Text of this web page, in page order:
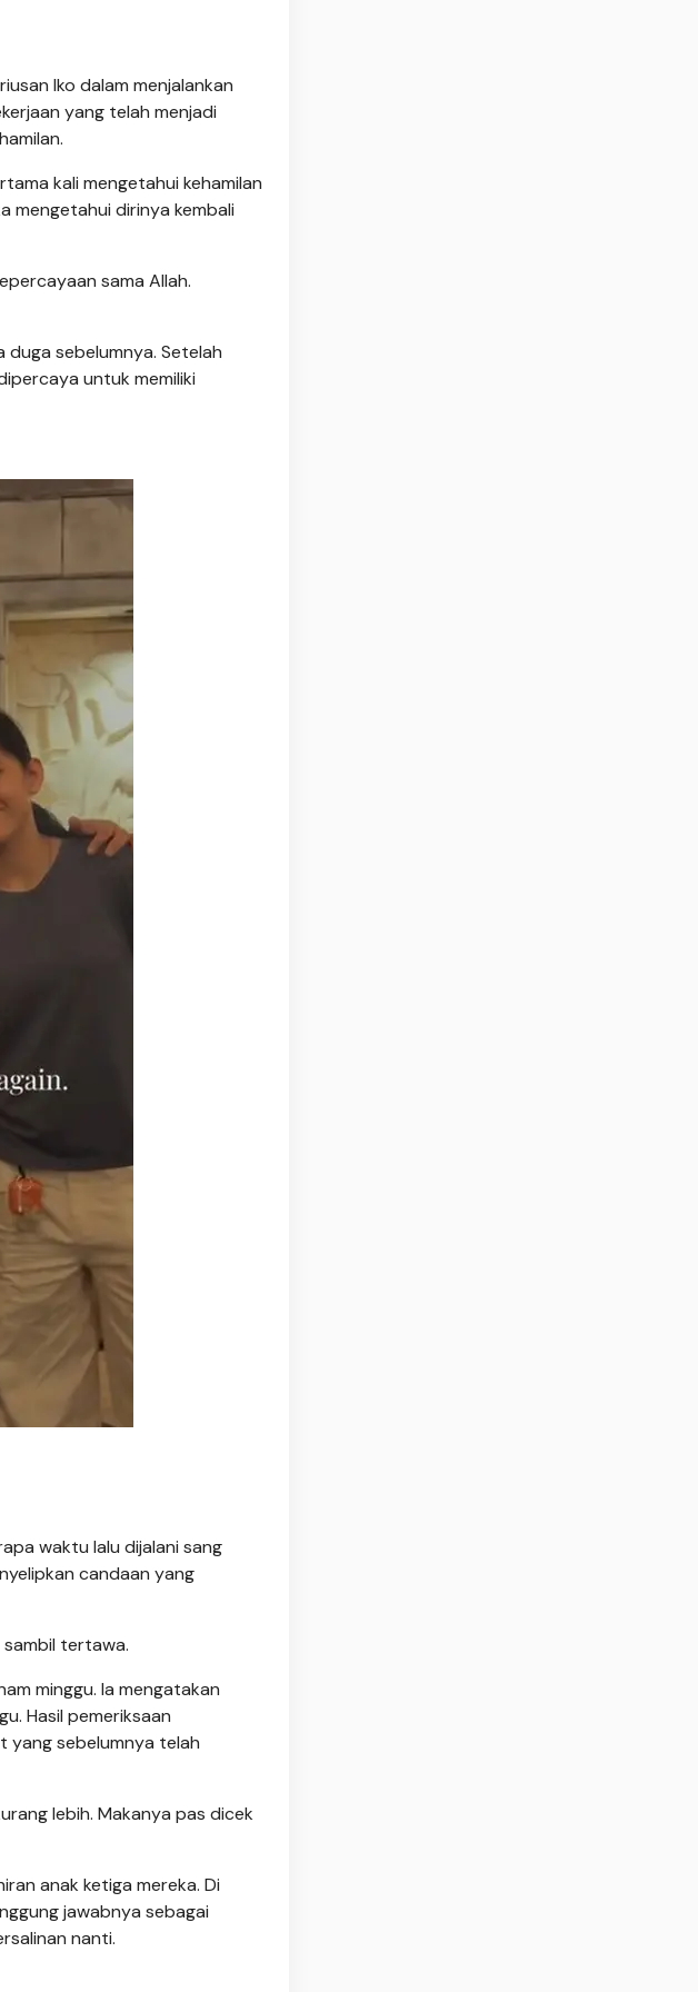
Iko dalam menjalankan
yang telah menjadi
kali mengetahui kehamilan
mengetahui dirinya kembali
sama Allah.
duga sebelumnya. Setelah
untuk memiliki
waktu lalu dijalani sang
candaan yang
sambil tertawa.
minggu. Ia mengatakan
Hasil pemeriksaan
yang sebelumnya telah
lebih. Makanya pas dicek
anak ketiga mereka. Di
jawabnya sebagai
nanti.